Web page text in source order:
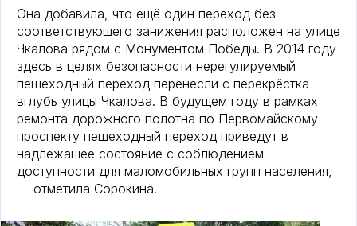
Она добавила, что ещё один переход без
соответствующего занижения расположен на улице
Чкалова рядом с Монументом Победы. В 2014 году
здесь в целях безопасности нерегулируемый
пешеходный переход перенесли с перекрёстка
вглубь улицы Чкалова. В будущем году в рамках
ремонта дорожного полотна по Первомайскому
проспекту пешеходный переход приведут в
надлежащее состояние с соблюдением
доступности для маломобильных групп населения,
— отметила Сорокина.